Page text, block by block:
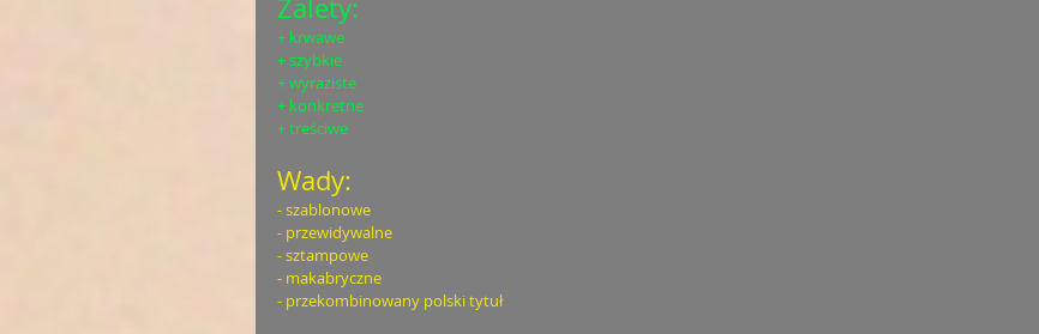
Zalety:
+ krwawe
+ szybkie
+ wyraziste
+ konkretne
+ treściwe
Wady:
- szablonowe
- przewidywalne
- sztampowe
- makabryczne
- przekombinowany polski tytuł